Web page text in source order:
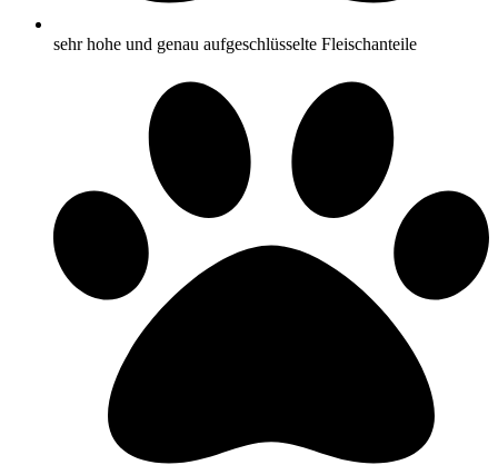
sehr hohe und genau aufgeschlüsselte Fleischanteile